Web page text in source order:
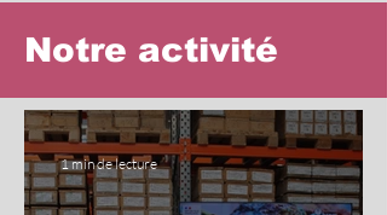
Notre activité
1 min de lecture